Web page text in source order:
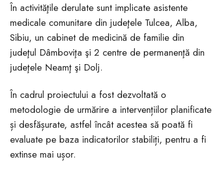
În activităţile derulate sunt implicate asistente
medicale comunitare din judeţele Tulcea, Alba,
Sibiu, un cabinet de medicină de familie din
judeţul Dâmboviţa şi 2 centre de permanenţă din
judeţele Neamţ şi Dolj.
În cadrul proiectului a fost dezvoltată o
metodologie de urmărire a intervențiilor planificate
și desfășurate, astfel încât acestea să poată fi
evaluate pe baza indicatorilor stabiliți, pentru a fi
extinse mai ușor.